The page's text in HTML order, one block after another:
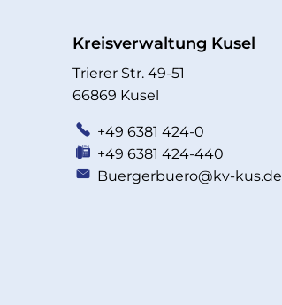
Kreisverwaltung Kusel
Trierer Str. 49-51
66869 Kusel
+49 6381 424-0
+49 6381 424-440
Buergerbuero@kv-kus.de